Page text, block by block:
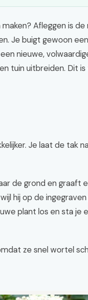
Afleggen is de
Je buigt gewoon
nieuwe,
tuin uitbreiden. Dit is
Je laat de tak
de grond en graaft
hij op de
plant los en sta je
ze snel wortel